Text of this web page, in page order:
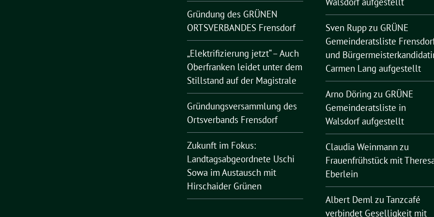
Gründung des GRÜNEN
ORTSVERBANDES Frensdorf
„Elektrifizierung jetzt“ – Auch
Oberfranken leidet unter dem
Stillstand auf der Magistrale
Gründungsversammlung des
Ortsverbands Frensdorf
Zukunft im Fokus:
Landtagsabgeordnete Uschi
Sowa im Austausch mit
Hirschaider Grünen
Sven Ruppzu GRÜNE
Gemeinderatsliste
und
Carmen Lang aufgestellt
Arno Döring zu GRÜNE
Gemeinderatsliste in
Walsdorf aufgestellt
Claudia Weinmann zu
Frauenfrühstück mit
Eberlein
Albert Demlzu Tanzcafé
verbindet Geselligkeit mit